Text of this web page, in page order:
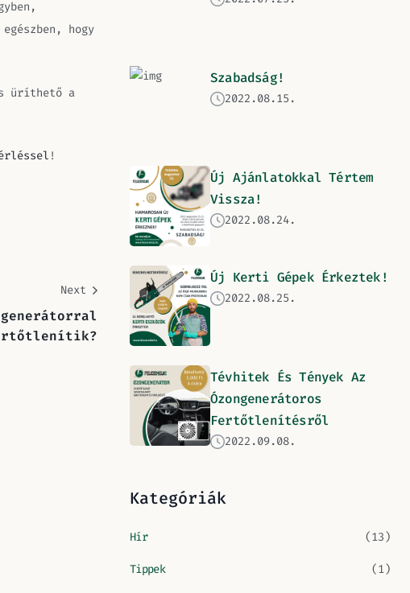
hogy
üríthető a
!
Next
Szabadság!
2022.08.15.
Új Ajánlatokkal Tértem
Vissza!
2022.08.24.
Új Kerti Gépek Érkeztek!
2022.08.25.
Tévhitek És Tények Az
Ózongenerátoros
Fertőtlenítésről
2022.09.08.
Kategóriák
Hír (13)
Tippek (1)